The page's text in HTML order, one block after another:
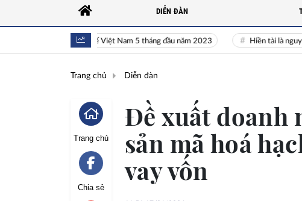
Toàn cảnh kinh tế Việt Nam 5 tháng đầu năm 2023 Hiền tài là nguyên khí
DIỄN ĐÀN
Trang chủ Diễn đàn
Trang chủ
Chia sẻ
Đề xuất doanh
sản mã hoá
vay vốn